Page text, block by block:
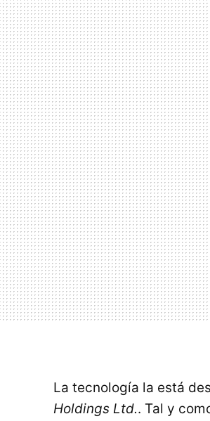
La tecnología la está
Holdings Ltd.. Tal y